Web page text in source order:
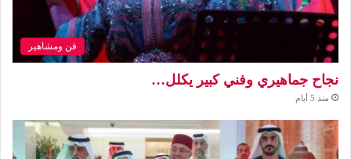
فن ومشاهير
نجاح جماهيري وفني كبير يكلل…
منذ 5 أيام